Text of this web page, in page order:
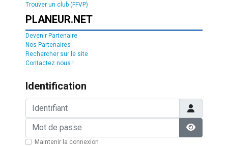
Trouver un club (FFVP)
PLANEUR.NET
Devenir Partenaire
Nos Partenaires
Rechercher sur le site
Contactez nous !
Identification
Identifiant
Mot de passe
Afficher
Maintenir la connexion